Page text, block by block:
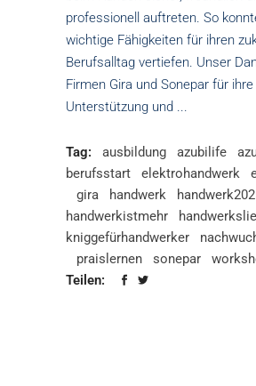
professionell auftreten. So
wichtige Fähigkeiten für ihren
Berufsalltag vertiefen. Unser
Firmen Gira und Sonepar für ihre
Unterstützung und
Tag: ausbildung azubilife
berufsstart
elektrohandwerk
gira
handwerk
handwerkistmehr
kniggefürhandwerker
praislernen
sonepar
Teilen: